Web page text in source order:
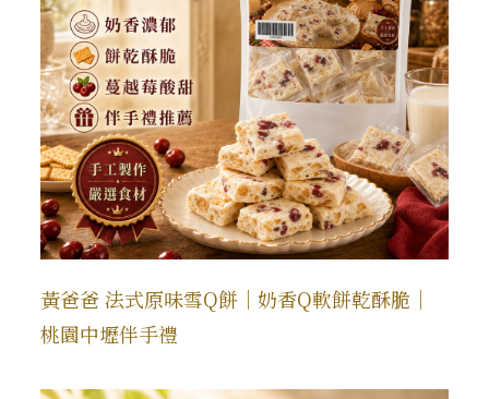
黃爸爸 法式原味雪Q餅｜奶香Q軟餅乾酥脆｜
桃園中壢伴手禮